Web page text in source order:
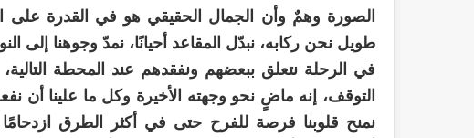
الصورة وهمٌ وأن الجمال الحقيقي هو في القدرة
طويل نحن ركابه، نبدّل المقاعد أحيانًا، نمدّ وجوهنا إلى
في الرحلة نتعلق ببعضهم ونفقدهم عند المحطة
التوقف، إنه ماضٍ نحو وجهته الأخيرة وكل ما علينا أن
نمنح قلوبنا فرصة للفرح حتى في أكثر الطرق